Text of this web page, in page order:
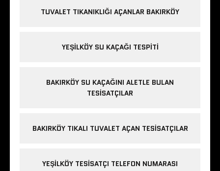
TUVALET TIKANIKLIĞI AÇANLAR BAKIRKÖY
YEŞILKÖY SU KAÇAĞI TESPITI
BAKIRKÖY SU KAÇAĞINI ALETLE BULAN
TESISATÇILAR
BAKIRKÖY TIKALI TUVALET AÇAN TESISATÇILAR
YEŞILKÖY TESISATÇI TELEFON NUMARASI